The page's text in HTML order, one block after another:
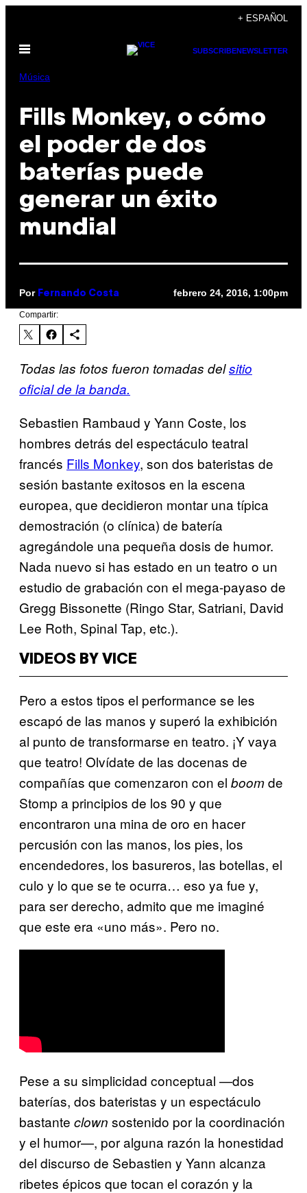
contenido
+ ESPAÑOL
Abrir
SUBSCRIBENEWSLETTER
Música
Fills Monkey, o cómo
el poder de dos
baterías puede
generar un éxito
mundial
Por Fernando Costa febrero 24, 2016, 1:00pm
Compartir:
Todas las fotos fueron tomadas delsitio
oficial de la banda.
Sebastien Rambaud y Yann Coste, los
hombres detrás del espectáculo teatral
francés Fills Monkey, son dos bateristas de
sesión bastante exitosos en la escena
europea, que decidieron montar una típica
demostración (o clínica) de batería
agregándole una pequeña dosis de humor.
Nada nuevo si has estado en un teatro o un
estudio de grabación con el mega-payaso de
Gregg Bissonette (Ringo Star, Satriani, David
Lee Roth, Spinal Tap, etc.).
VIDEOS BY VICE
Pero a estos tipos el performance se les
escapó de las manos y superó la exhibición
al punto de transformarse en teatro. ¡Y vaya
que teatro! Olvídate de las docenas de
compañías que comenzaron con el boomde
Stomp a principios de los 90 y que
encontraron una mina de oro en hacer
percusión con las manos, los pies, los
encendedores, los basureros, las botellas, el
culo y lo que se te ocurra… eso ya fue y,
para ser derecho, admito que me imaginé
que este era «uno más». Pero no.
Pese a su simplicidad conceptual —dos
baterías, dos bateristas y un espectáculo
bastante clown sostenido por la coordinación
y el humor—, por alguna razón la honestidad
del discurso de Sebastien y Yann alcanza
ribetes épicos que tocan el corazón y la